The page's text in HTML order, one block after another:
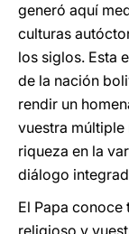
generó aquí
culturas
los siglos. Esta
de la nación
rendir un
vuestra múltiple
riqueza en la
diálogo
El Papa
religioso y